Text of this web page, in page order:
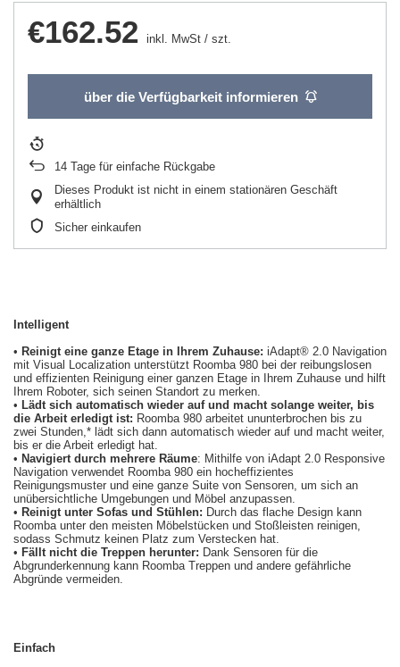
€162.52 inkl. MwSt / szt.
über die Verfügbarkeit informieren
14 Tage für einfache Rückgabe
Dieses Produkt ist nicht in einem stationären Geschäft
erhältlich
Sicher einkaufen
Intelligent
• Reinigt eine ganze Etage in Ihrem Zuhause: iAdapt® 2.0 Navigation
mit Visual Localization unterstützt Roomba 980 bei der reibungslosen
und effizienten Reinigung einer ganzen Etage in Ihrem Zuhause und hilft
Ihrem Roboter, sich seinen Standort zu merken.
• Lädt sich automatisch wieder auf und macht solange weiter, bis
die Arbeit erledigt ist: Roomba 980 arbeitet ununterbrochen bis zu
zwei Stunden,* lädt sich dann automatisch wieder auf und macht weiter,
bis er die Arbeit erledigt hat.
• Navigiert durch mehrere Räume: Mithilfe von iAdapt 2.0 Responsive
Navigation verwendet Roomba 980 ein hocheffizientes
Reinigungsmuster und eine ganze Suite von Sensoren, um sich an
unübersichtliche Umgebungen und Möbel anzupassen.
• Reinigt unter Sofas und Stühlen: Durch das flache Design kann
Roomba unter den meisten Möbelstücken und Stoßleisten reinigen,
sodass Schmutz keinen Platz zum Verstecken hat.
• Fällt nicht die Treppen herunter: Dank Sensoren für die
Abgrunderkennung kann Roomba Treppen und andere gefährliche
Abgründe vermeiden.
Einfach